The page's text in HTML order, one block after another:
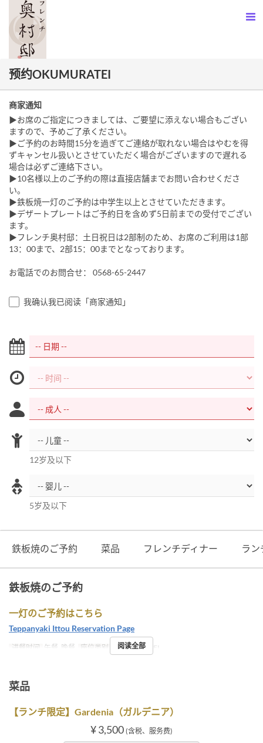
预约OKUMURATEI
商家通知
▶お席のご指定につきましては、ご要望に添えない場合もござい
ますので、予めご了承ください。
▶ご予約のお時間15分を過ぎてご連絡が取れない場合はやむを得
ずキャンセル扱いとさせていただく場合がございますので遅れる
場合は必ずご連絡下さい。
▶10名様以上のご予約の際は直接店舗までお問い合わせくださ
い。
▶鉄板焼一灯のご予約は中学生以上とさせていただきます。
▶デザートプレートはご予約日を含めず5日前までの受付でござい
ます。
▶フレンチ奥村邸：土日祝日は2部制のため、お席のご利用は1部
13：00まで、2部15：00までとなっております。
お電話でのお問合せ： 0568-65-2447
我确认我已阅读「商家通知」
12岁及以下
5岁及以下
鉄板焼のご予約 菜品 フレンチディナー ラン
鉄板焼のご予約
一灯のご予約はこちら
Teppanyaki Ittou Reservation Page
进餐时间 午餐, 晚餐 座位类别 OKUMURATEI
阅读全部
菜品
【ランチ限定】Gardenia（ガルデニア）
¥ 3,500 (含税、服务费)